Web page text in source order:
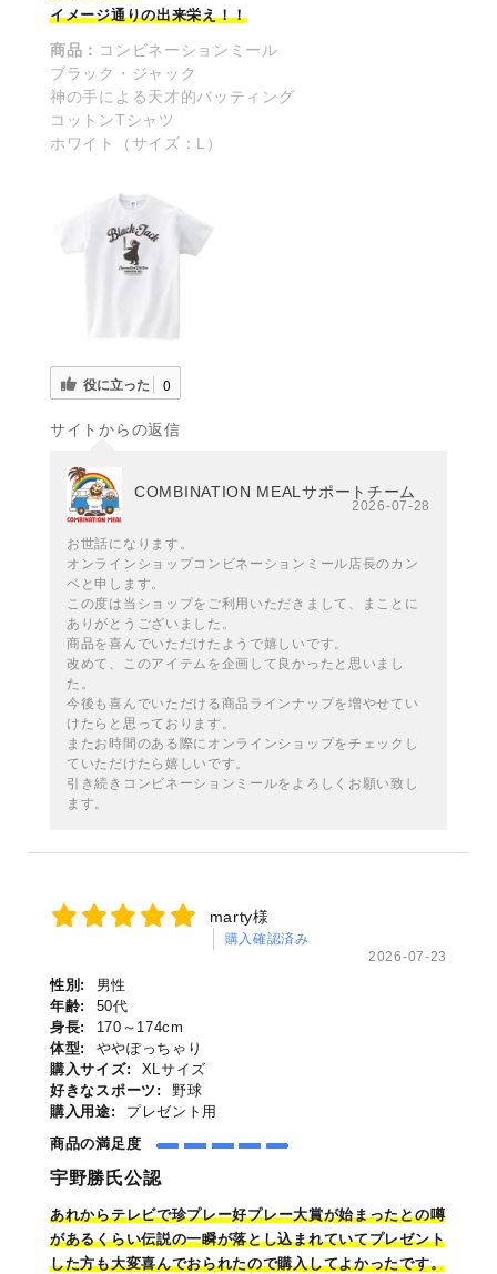
イメージ通りの出来栄え！！
商品： コンビネーションミール
ブラック・ジャック
神の手による天才的バッティング
コットンTシャツ
ホワイト（サイズ：L）
役に立った 0
サイトからの返信
COMBINATION MEALサポートチーム
2026-07-28
お世話になります。
オンラインショップコンビネーションミール店長のカン
ベと申します。
この度は当ショップをご利用いただきまして、まことに
ありがとうございました。
商品を喜んでいただけたようで嬉しいです。
改めて、このアイテムを企画して良かったと思いまし
た。
今後も喜んでいただける商品ラインナップを増やせてい
けたらと思っております。
またお時間のある際にオンラインショップをチェックし
ていただけたら嬉しいです。
引き続きコンビネーションミールをよろしくお願い致し
ます。
marty様
購入確認済み
2026-07-23
性別:
男性
年齢:
50代
身長:
170～174cm
体型:
ややぽっちゃり
購入サイズ:
XLサイズ
好きなスポーツ:
野球
購入用途:
プレゼント用
商品の満足度
宇野勝氏公認
あれからテレビで珍プレー好プレー大賞が始まったとの噂
があるくらい伝説の一瞬が落とし込まれていてプレゼント
した方も大変喜んでおられたので購入してよかったです。